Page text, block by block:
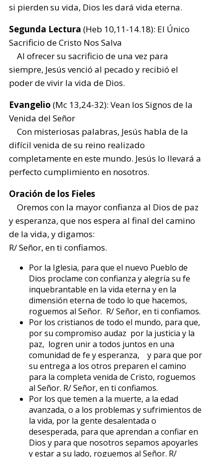
si pierden su vida, Dios les dará vida eterna.
Segunda Lectura (Heb 10,11-14.18): El Único
Sacrificio de Cristo Nos Salva
Al ofrecer su sacrificio de una vez para
siempre, Jesús venció al pecado y recibió el
poder de vivir la vida de Dios.
Evangelio (Mc 13,24-32): Vean los Signos de la
Venida del Señor
Con misteriosas palabras, Jesús habla de la
difícil venida de su reino realizado
completamente en este mundo. Jesús lo llevará a
perfecto cumplimiento en nosotros.
Oración de los Fieles
Oremos con la mayor confianza al Dios de paz
y esperanza, que nos espera al final del camino
de la vida, y digamos:
R/ Señor, en ti confiamos.
Por la Iglesia, para que el nuevo Pueblo de
Dios proclame con confianza y alegría su fe
inquebrantable en la vida eterna y en la
dimensión eterna de todo lo que hacemos,
roguemos al Señor. R/ Señor, en ti confiamos.
Por los cristianos de todo el mundo, para que,
por su compromiso audaz por la justicia y la
paz, logren unir a todos juntos en una
comunidad de fe y esperanza, y para que por
su entrega a los otros preparen el camino
para la completa venida de Cristo, roguemos
al Señor. R/ Señor, en ti confiamos.
Por los que temen a la muerte, a la edad
avanzada, o a los problemas y sufrimientos de
la vida, por la gente desalentada o
desesperada, para que aprendan a confiar en
Dios y para que nosotros sepamos apoyarles
y estar a su lado, roguemos al Señor. R/